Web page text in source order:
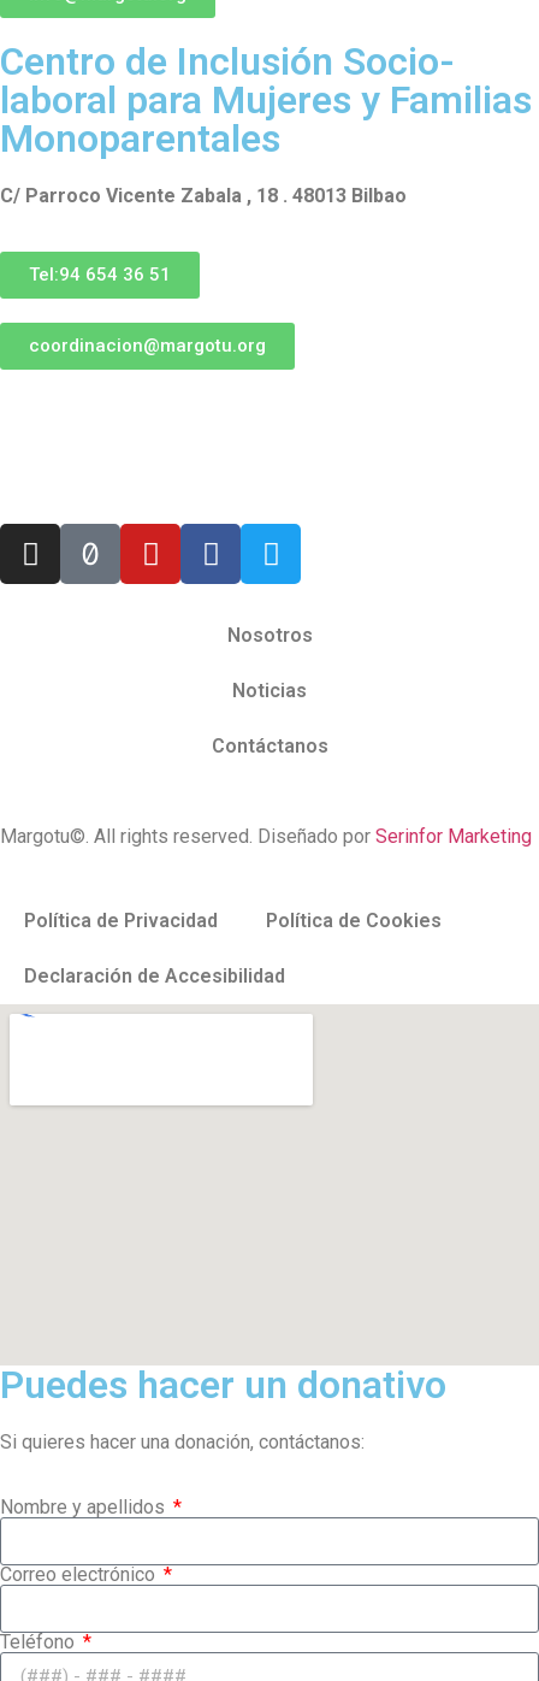
Centro de Inclusión Socio-
laboral para Mujeres y Familias
Monoparentales
C/ Parroco Vicente Zabala , 18 . 48013 Bilbao
Tel:94 654 36 51
coordinacion@margotu.org
Nosotros
Noticias
Contáctanos
Margotu©. All rights reserved. Diseñado por Serinfor Marketing
Política de Privacidad Política de Cookies
Declaración de Accesibilidad
Puedes hacer un donativo
Si quieres hacer una donación, contáctanos:
Nombre y apellidos
Correo electrónico
Teléfono